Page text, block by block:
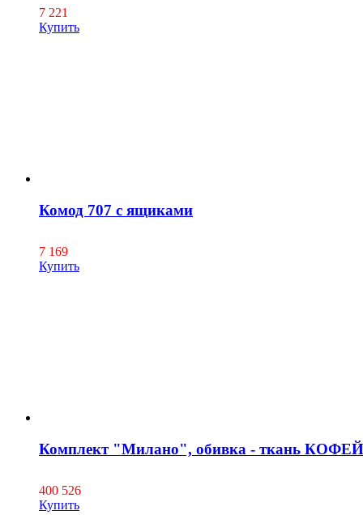
7 221
Купить
Комод 707 с ящиками
7 169
Купить
Комплект "Милано", обивка - ткань
400 526
Купить